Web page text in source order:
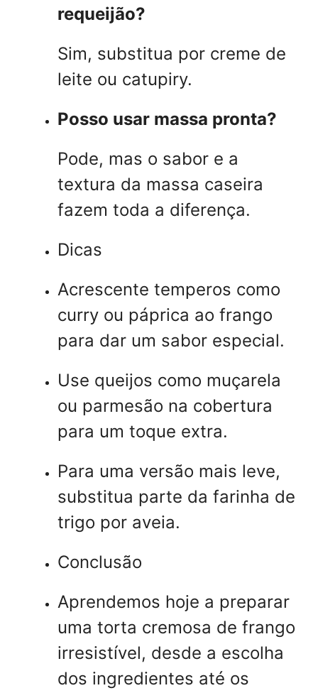
requeijão?
Sim, substitua por creme de
leite ou catupiry.
Posso usar massa pronta?
Pode, mas o sabor e a
textura da massa caseira
fazem toda a diferença.
Dicas
Acrescente temperos como
curry ou páprica ao frango
para dar um sabor especial.
Use queijos como muçarela
ou parmesão na cobertura
para um toque extra.
Para uma versão mais leve,
substitua parte da farinha de
trigo por aveia.
Conclusão
Aprendemos hoje a preparar
uma torta cremosa de frango
irresistível, desde a escolha
dos ingredientes até os